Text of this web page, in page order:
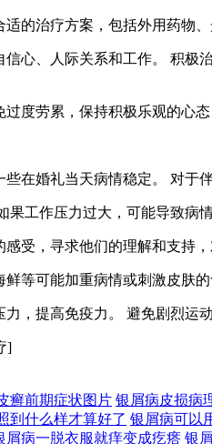
的治疗方案，包括外用药物
心、人际关系和工作。 积
度劳累，保持积极乐观的心
在婚礼当天病情稳定。 对于
工作压力过大，可能导致病
受，寻求他们的理解和支持
等可能加重病情或刺激皮肤
，提高免疫力。 避免剧烈运
]
癣前期症状图片 银屑病皮损病
到什么样才算好了 银屑病可以
屑病一脱衣服就痒变成疙瘩 银